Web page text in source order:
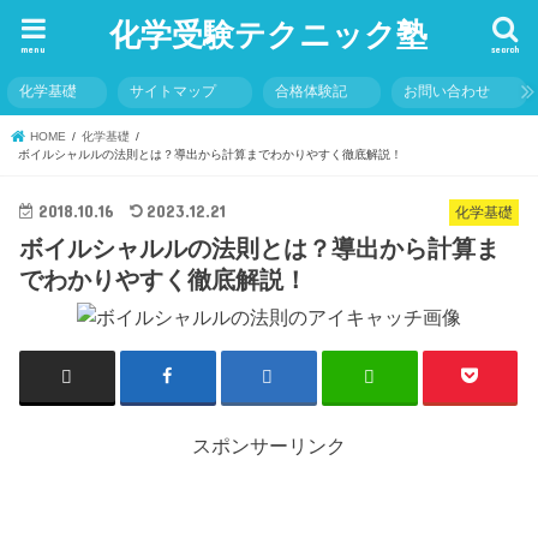
化学受験テクニック塾 search
menu
化学基礎 サイトマップ 合格体験記 お問い合わせ
HOME
化学基礎
ボイルシャルルの法則とは？導出から計算までわかりやすく徹底解説！
化学基礎
2018.10.16 2023.12.21
ボイルシャルルの法則とは？導出から計算ま
でわかりやすく徹底解説！
スポンサーリンク